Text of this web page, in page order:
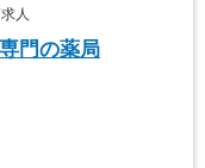
人
門の薬局